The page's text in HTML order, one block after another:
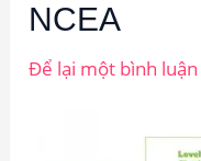
NCEA
Để lại một bình luận